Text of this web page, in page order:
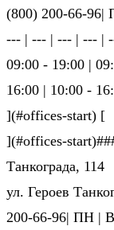
(800) 200-66-
--- | --- | --- | --- |
09:00 - 19:00 |
16:00 | 10:00 -
](#offices-start) [
](#offices-
Танкограда, 114
ул. Героев
200-66-96| ПН |